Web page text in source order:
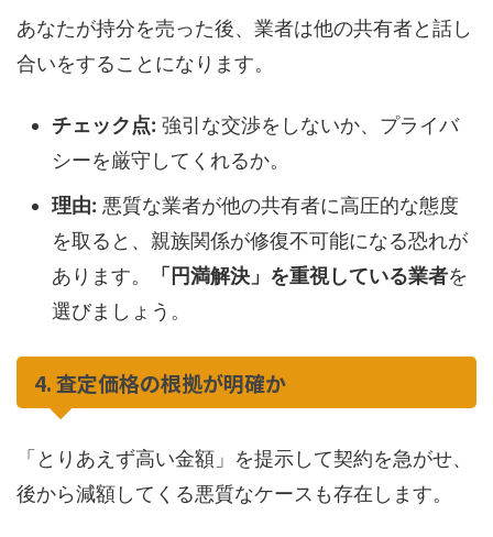
あなたが持分を売った後、業者は他の共有者と話し
合いをすることになります。
チェック点: 強引な交渉をしないか、プライバ
シーを厳守してくれるか。
理由: 悪質な業者が他の共有者に高圧的な態度
を取ると、親族関係が修復不可能になる恐れが
あります。
「円満解決」を重視している業者を
選びましょう。
4. 査定価格の根拠が明確か
「とりあえず高い金額」を提示して契約を急がせ、
後から減額してくる悪質なケースも存在します。